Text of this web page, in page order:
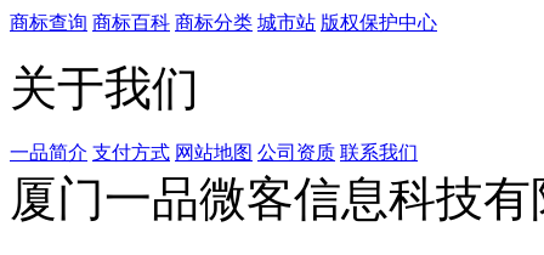
商标查询 商标百科 商标分类 城市站 版权保护中心
关于我们
一品简介 支付方式 网站地图 公司资质 联系我们
厦门一品微客信息科技